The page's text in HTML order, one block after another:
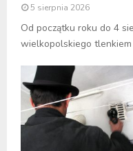
5 sierpnia 2026
Od początku roku do 4
wielkopolskiego tlenkiem